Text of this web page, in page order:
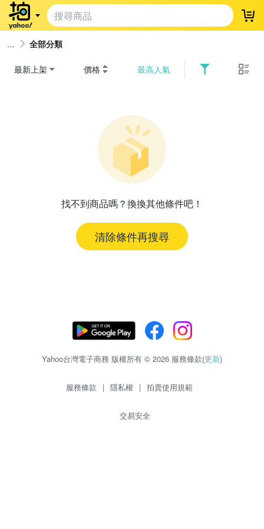
登
全部分類
最新上架 價格 最高人氣
找不到商品嗎？換換其他條件吧！
清除條件再搜尋
Yahoo台灣電子商務 版權所有 © 2026 服務條款(更新)
服務條款 | 隱私權 | 拍賣使用規範
交易安全